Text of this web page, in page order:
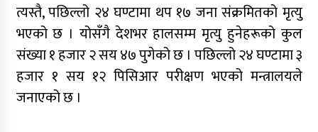
त्यस्तै, पछिल्लो २४ घण्टामा थप १७ जना संक्रमितको मृत्यु
भएको छ । योसँगै देशभर हालसम्म मृत्यु हुनेहरूको कुल
संख्या १ हजार २ सय ४७ पुगेको छ । पछिल्लो २४ घण्टामा ३
हजार १ सय १२ पिसिआर परीक्षण भएको मन्त्रालयले
जनाएको छ ।